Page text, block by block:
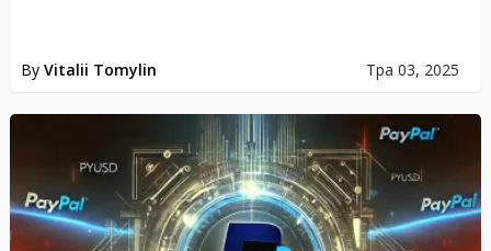
By Vitalii Tomylin Тра 03, 2025